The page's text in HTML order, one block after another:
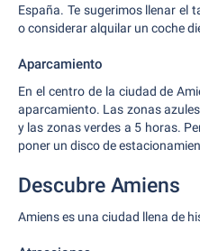
España. Te sugerimos llenar el
o considerar alquilar un coche
Aparcamiento
En el centro de la ciudad de
aparcamiento. Las zonas
y las zonas verdes a 5 horas.
poner un disco de
Descubre Amiens
Amiens es una ciudad llena de